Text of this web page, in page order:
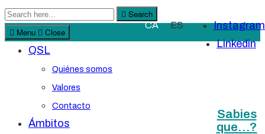
Search
for:
Search
Menu
Close
QSL
Quiénes somos
Valores
Contacto
Ámbitos
CA ES
Instagram
Linkedin
Sabies
que…?